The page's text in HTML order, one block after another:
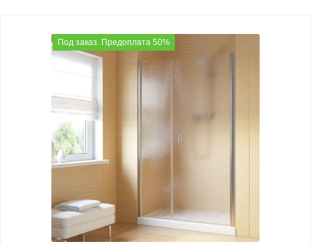
Под заказ. Предоплата 50%